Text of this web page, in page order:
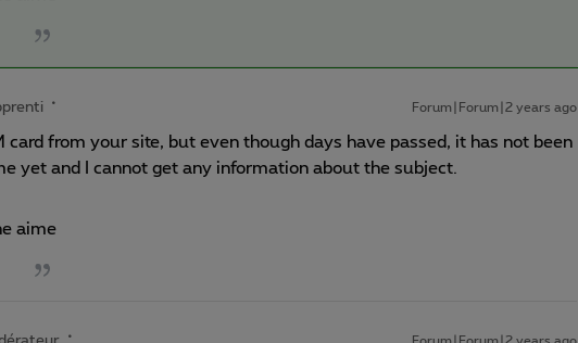
Forum|Forum|2 years ago
card from your site, but even though days have passed, it has not been
yet and I cannot get any information about the subject.
aime
Forum|Forum|2 years ago